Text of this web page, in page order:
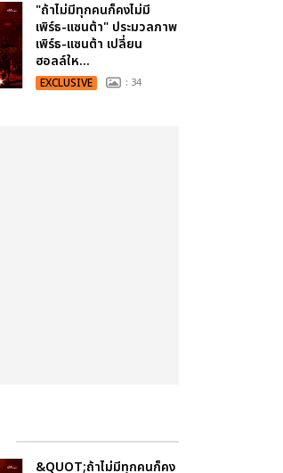
"ถ้าไม่มีทุกคนก็คงไม่มี
เพิร์ธ-แซนต้า" ประมวลภาพ
เพิร์ธ-แซนต้า เปลี่ยน
ฮอลล์ให...
EXCLUSIVE : 34
&QUOT;ถ้าไม่มีทุกคนก็คง